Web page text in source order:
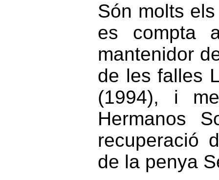
Són molts
es compta
mantenidor
de les falles
(1994), i
Hermanos
recuperació
de la penya